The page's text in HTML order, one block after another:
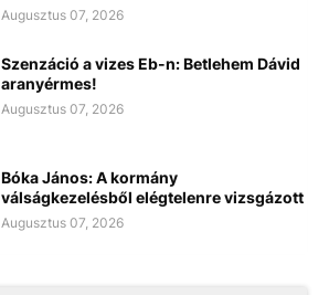
Augusztus 07, 2026
Szenzáció a vizes Eb-n: Betlehem Dávid
aranyérmes!
Augusztus 07, 2026
Bóka János: A kormány
válságkezelésből elégtelenre vizsgázott
Augusztus 07, 2026